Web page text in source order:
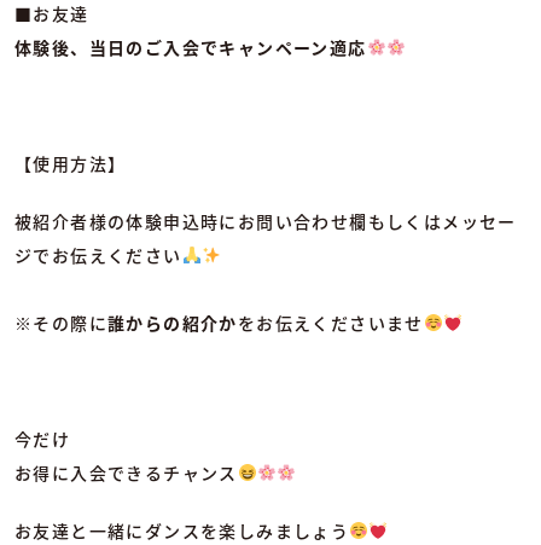
■お友達
体験後、当日のご入会でキャンペーン適応
【使用方法】
被紹介者様の体験申込時にお問い合わせ欄もしくはメッセー
ジでお伝えください
※その際に誰からの紹介かをお伝えくださいませ
今だけ
お得に入会できるチャンス
お友達と一緒にダンスを楽しみましょう